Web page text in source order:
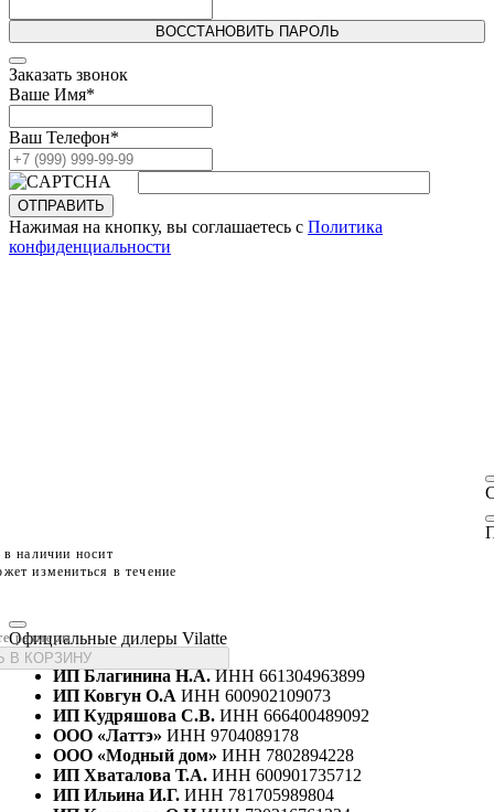
ВОССТАНОВИТЬ ПАРОЛЬ
Заказать звонок
Ваше Имя*
Ваш Телефон*
ОТПРАВИТЬ
Нажимая на кнопку, вы соглашаетесь с Политика
конфиденциальности
наличии носит
измениться в течение
размеры
В КОРЗИНУ
Официальные дилеры Vilatte
ИП Благинина Н.А.ИНН 661304963899
ИП Ковгун О.А ИНН 600902109073
ИП Кудряшова С.В. ИНН 666400489092
ООО «Латтэ» ИНН 9704089178
ООО «Модный дом» ИНН 7802894228
ИП Хваталова Т.А. ИНН 600901735712
ИП Ильина И.Г. ИНН 781705989804